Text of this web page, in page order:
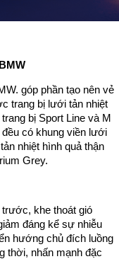
góp phần tạo nên vẻ
trang bị lưới tản nhiệt
bị Sport Line và M
có khung viền lưới
nhiệt hình quả thận
Grey.
khe thoát gió
đáng kể sự nhiễu
hướng chủ đích luồng
thời, nhấn mạnh đặc